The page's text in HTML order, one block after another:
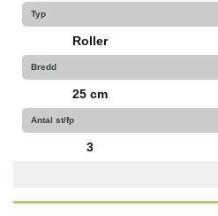
Typ
Roller
Bredd
25 cm
Antal st/fp
3